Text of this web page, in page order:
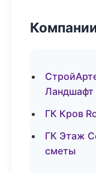
Ландшафт
ГК Кров
ГК Этаж
сметы